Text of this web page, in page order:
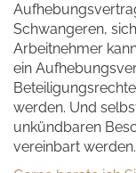
Schwangeren,
Arbeitnehmer
ein
werden. Und
unkündbaren
vereinbart werden.